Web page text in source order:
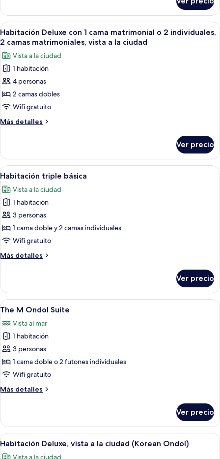
cuádruple
Deluxe,
vista
al
Abrir
todas
las
fotos
de
Habitación
Deluxe
con
1
cama
o
individuales,
2
camas
matrimoniales,
vista
a
la
ciudad
Habitación de hotel con cama,
4
Habitación Deluxe con 1 cama matrimonial o 2 individuales,
2 camas matrimoniales, vista a la ciudad
Vista a la ciudad
1 habitación
4 personas
2 camas dobles
Wifi gratuito
Más detalles
Más
Deluxe
con
1
matrimonial
o
individuales,
2
camas
matrimoniales,
vista
Ver precio
Abrir
todas
las
fotos
de
Habitación
triple
Una habitación de hotel con una
3
Habitación triple básica
Vista a la ciudad
1 habitación
3 personas
1 cama doble y 2 camas individuales
Wifi gratuito
Más detalles
Más
triple
básica
Ver precio
Abrir
todas
las
fotos
de
The
M
Suite
Habitación de hotel con una cama
6
The M Ondol Suite
Vista al mar
1 habitación
3 personas
1 cama doble o 2 futones individuales
Wifi gratuito
Más detalles
Más
M
Ondol
Suite
Ver precio
Abrir
todas
Habitación de hotel con un
1
Habitación Deluxe, vista a la ciudad (Korean Ondol)
Vista a la ciudad